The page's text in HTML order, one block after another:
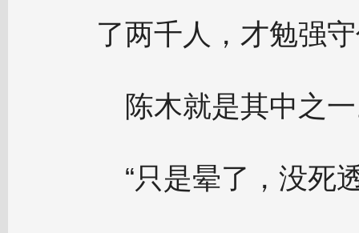
了两千人，才勉强
陈木就是其中之
“只是晕了，没死